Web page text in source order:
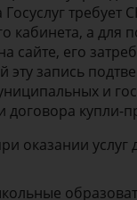
требует
кабинета, а для
сайте, его
запись
и
купли-
оказании услуг